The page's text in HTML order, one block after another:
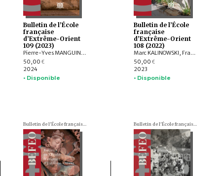
Bulletin de l’École
française
d’Extrême-Orient
109 (2023)
Pierre-Yves MANGUIN, Philippe PAPIN, Jean-Luc CHEVILLARD, Olivier de BERNON, François LAGIRARDE, Jiří JÁKL, Bertrand PORTE, Michel ANTELME, Volker GRABOWSKY, Thissana WEERAKIETSOONTORN, Raphaël MALANGIN, Nicolas SIMON, Peera PANARUT, Muhlis HADRAWI, Campbell MACKNIGHT, Kathryn WELLEN, Santi PAKDEEKHAM, HIEP Chan Vicheth
50,00 €
2024
• Disponible
Bulletin de l’École
française
d’Extrême-Orient
108 (2022)
Marc KALINOWSKI, François LACHAUD, Arlo GRIFFITHS, Titi Surti NASTITI, Xavier HERMAND, EKO BASTIAWAN, Cuong T. MAI, QIAN Shenghua, Benjamin DANIELS
50,00 €
2023
• Disponible
Bulletin de l'École française d'Extrême-Orient (BEFEO) Bulletin de l'École française d'Extrême-Orient (BEFEO)